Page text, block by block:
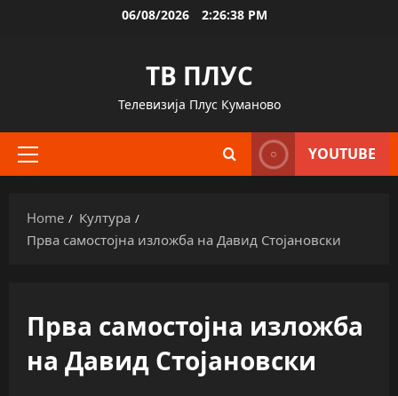
06/08/2026 2:26:39 PM
ТВ ПЛУС
Телевизија Плус Куманово
Primary
YOUTUBE
Home
Култура
Прва самостојна изложба на Давид Стојановски
Прва самостојна изложба
на Давид Стојановски